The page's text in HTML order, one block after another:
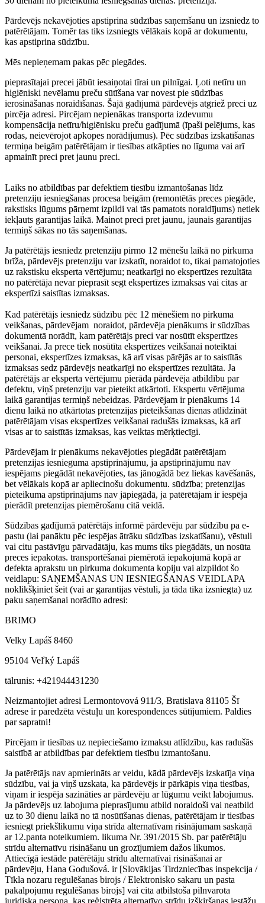
Pārdevējs nekavējoties apstiprina sūdzības saņemšanu un izsniedz to
patērētājam. Tomēr tas tiks izsniegts vēlākais kopā ar dokumentu,
kas apstiprina sūdzību.
Mēs nepieņemam pakas pēc piegādes.
pieprasītajai precei jābūt iesaiņotai tīrai un pilnīgai. Ļoti netīru un
higiēniski nevēlamu preču sūtīšana var novest pie sūdzības
ierosināšanas noraidīšanas. Šajā gadījumā pārdevējs atgriež preci uz
pircēja adresi. Pircējam nepienākas transporta izdevumu
kompensācija netīru/higiēnisku preču gadījumā (īpaši pelējums, kas
rodas, neievērojot apkopes norādījumus). Pēc sūdzības izskatīšanas
termiņa beigām patērētājam ir tiesības atkāpties no līguma vai arī
apmainīt preci pret jaunu preci.
Laiks no atbildības par defektiem tiesību izmantošanas līdz
pretenziju iesniegšanas procesa beigām (remontētās preces piegāde,
rakstisks lūgums pārņemt izpildi vai tās pamatots noraidījums) netiek
iekļauts garantijas laikā. Mainot preci pret jaunu, jaunais garantijas
termiņš sākas no tās saņemšanas.
Ja patērētājs iesniedz pretenziju pirmo 12 mēnešu laikā no pirkuma
brīža, pārdevējs pretenziju var izskatīt, noraidot to, tikai pamatojoties
uz rakstisku eksperta vērtējumu; neatkarīgi no ekspertīzes rezultāta
no patērētāja nevar pieprasīt segt ekspertīzes izmaksas vai citas ar
ekspertīzi saistītas izmaksas.
Kad patērētājs iesniedz sūdzību pēc 12 mēnešiem no pirkuma
veikšanas, pārdevējam noraidot, pārdevēja pienākums ir sūdzības
dokumentā norādīt, kam patērētājs preci var nosūtīt ekspertīzes
veikšanai. Ja prece tiek nosūtīta ekspertīzes veikšanai noteiktai
personai, ekspertīzes izmaksas, kā arī visas pārējās ar to saistītās
izmaksas sedz pārdevējs neatkarīgi no ekspertīzes rezultāta. Ja
patērētājs ar eksperta vērtējumu pierāda pārdevēja atbildību par
defektu, viņš pretenziju var pieteikt atkārtoti. Ekspertu vērtējuma
laikā garantijas termiņš nebeidzas. Pārdevējam ir pienākums 14
dienu laikā no atkārtotas pretenzijas pieteikšanas dienas atlīdzināt
patērētājam visas ekspertīzes veikšanai radušās izmaksas, kā arī
visas ar to saistītās izmaksas, kas veiktas mērķtiecīgi.
Pārdevējam ir pienākums nekavējoties piegādāt patērētājam
pretenzijas iesnieguma apstiprinājumu, ja apstiprinājumu nav
iespējams piegādāt nekavējoties, tas jānogādā bez liekas kavēšanās,
bet vēlākais kopā ar apliecinošu dokumentu. sūdzība; pretenzijas
pieteikuma apstiprinājums nav jāpiegādā, ja patērētājam ir iespēja
pierādīt pretenzijas piemērošanu citā veidā.
Sūdzības gadījumā patērētājs informē pārdevēju par sūdzību pa e-
pastu (lai panāktu pēc iespējas ātrāku sūdzības izskatīšanu), vēstuli
vai citu pastāvīgu pārvadātāju, kas mums tiks piegādāts, un nosūta
preces iepakotas. transportēšanai piemērotā iepakojumā kopā ar
defekta aprakstu un pirkuma dokumenta kopiju vai aizpildot šo
veidlapu: SAŅEMŠANAS UN IESNIEGŠANAS VEIDLAPA
noklikšķiniet šeit (vai ar garantijas vēstuli, ja tāda tika izsniegta) uz
paku saņemšanai norādīto adresi:
BRIMO
Velky Lapáš 8460
95104 Veľký Lapáš
tālrunis: +421944431230
Neizmantojiet adresi Lermontovová 911/3, Bratislava 81105 Šī
adrese ir paredzēta vēstuļu un korespondences sūtījumiem. Paldies
par sapratni!
Pircējam ir tiesības uz nepieciešamo izmaksu atlīdzību, kas radušās
saistībā ar atbildības par defektiem tiesību izmantošanu.
Ja patērētājs nav apmierināts ar veidu, kādā pārdevējs izskatīja viņa
sūdzību, vai ja viņš uzskata, ka pārdevējs ir pārkāpis viņa tiesības,
viņam ir iespēja sazināties ar pārdevēju ar lūgumu veikt labojumus.
Ja pārdevējs uz labojuma pieprasījumu atbild noraidoši vai neatbild
uz to 30 dienu laikā no tā nosūtīšanas dienas, patērētājam ir tiesības
iesniegt priekšlikumu viņa strīda alternatīvam risinājumam saskaņā
ar 12.panta noteikumiem. likuma Nr. 391/2015 Sb. par patērētāju
strīdu alternatīvu risināšanu un grozījumiem dažos likumos.
Attiecīgā iestāde patērētāju strīdu alternatīvai risināšanai ar
pārdevēju, Hana Godušová. ir [Slovākijas Tirdzniecības inspekcija /
Tīkla nozaru regulēšanas birojs / Elektronisko sakaru un pasta
pakalpojumu regulēšanas birojs] vai cita atbilstoša pilnvarota
juridiska persona, kas reģistrēta alternatīvo strīdu izšķiršanas iestāžu